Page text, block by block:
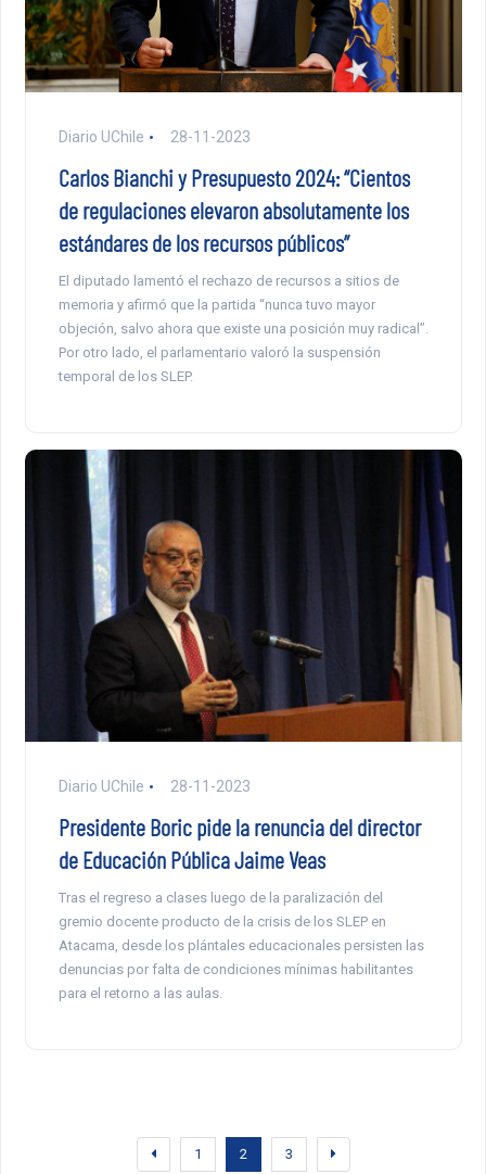
Diario UChile 28-11-2023
Carlos Bianchi y Presupuesto 2024: “Cientos
de regulaciones elevaron absolutamente los
estándares de los recursos públicos”
El diputado lamentó el rechazo de recursos a sitios de
memoria y afirmó que la partida “nunca tuvo mayor
objeción, salvo ahora que existe una posición muy radical”.
Por otro lado, el parlamentario valoró la suspensión
temporal de los SLEP.
Diario UChile 28-11-2023
Presidente Boric pide la renuncia del director
de Educación Pública Jaime Veas
Tras el regreso a clases luego de la paralización del
gremio docente producto de la crisis de los SLEP en
Atacama, desde los plántales educacionales persisten las
denuncias por falta de condiciones mínimas habilitantes
para el retorno a las aulas.
1 2 3